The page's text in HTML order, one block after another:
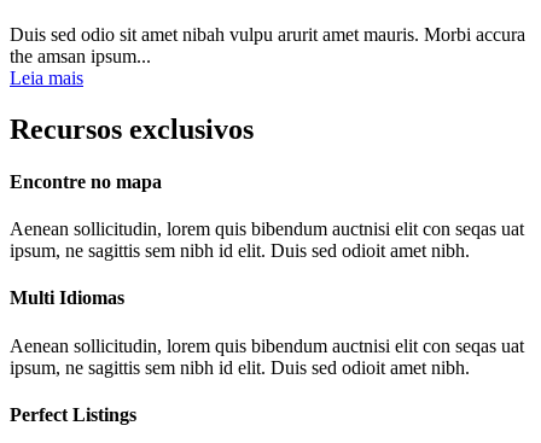
Duis sed odio sit amet nibah vulpu arurit amet mauris. Morbi accura
the amsan ipsum...
Leia mais
Recursos exclusivos
Encontre no mapa
Aenean sollicitudin, lorem quis bibendum auctnisi elit con seqas uat
ipsum, ne sagittis sem nibh id elit. Duis sed odioit amet nibh.
Multi Idiomas
Aenean sollicitudin, lorem quis bibendum auctnisi elit con seqas uat
ipsum, ne sagittis sem nibh id elit. Duis sed odioit amet nibh.
Perfect Listings